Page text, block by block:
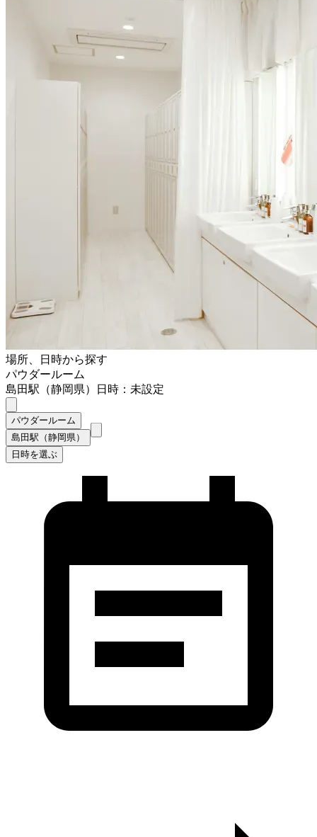
場所、日時から探す
パウダールーム
島田駅（静岡県）
日時：未設定
パウダールーム
島田駅（静岡県）
日時を選ぶ